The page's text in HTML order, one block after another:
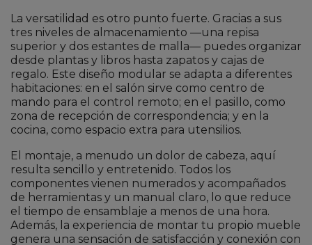
La versatilidad es otro punto fuerte. Gracias a sus
tres niveles de almacenamiento —una repisa
superior y dos estantes de malla— puedes organizar
desde plantas y libros hasta zapatos y cajas de
regalo. Este diseño modular se adapta a diferentes
habitaciones: en el salón sirve como centro de
mando para el control remoto; en el pasillo, como
zona de recepción de correspondencia; y en la
cocina, como espacio extra para utensilios.
El montaje, a menudo un dolor de cabeza, aquí
resulta sencillo y entretenido. Todos los
componentes vienen numerados y acompañados
de herramientas y un manual claro, lo que reduce
el tiempo de ensamblaje a menos de una hora.
Además, la experiencia de montar tu propio mueble
genera una sensación de satisfacción y conexión con